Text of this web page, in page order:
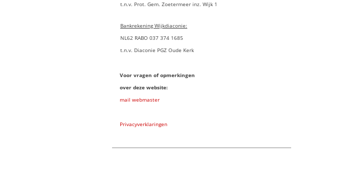
t.n.v. Prot. Gem. Zoetermeer inz. Wijk 1
Bankrekening Wijkdiaconie:
NL62 RABO 037 374 1685
t.n.v. Diaconie PGZ Oude Kerk
Voor vragen of opmerkingen
over deze website:
mail webmaster
Privacyverklaringen